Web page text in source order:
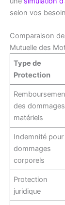
selon vos
Comparaison
Mutuelle des
Type de
Protection
des dommages
matériels
Indemnité pour
dommages
corporels
Protection
juridique